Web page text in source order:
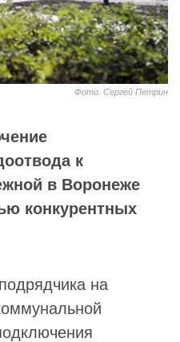
Фото: Сергей Петрин
к
в Воронеже
конкурентных
на